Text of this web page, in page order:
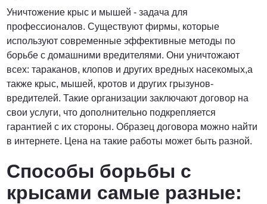
Уничтожение крыс и мышей - задача для
профессионалов. Существуют фирмы, которые
используют современные эффективные методы по
борьбе с домашними вредителями. Они уничтожают
всех: тараканов, клопов и других вредных насекомых,а
также крыс, мышей, кротов и других грызунов-
вредителей. Такие организации заключают договор на
свои услуги, что дополнительно подкрепляется
гарантией с их стороны. Образец договора можно найти
в интернете. Цена на такие работы может быть разной.
Способы борьбы с
крысами самые разные: